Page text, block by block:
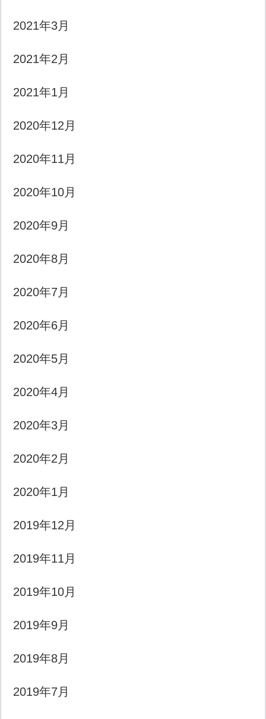
2021年3月
2021年2月
2021年1月
2020年12月
2020年11月
2020年10月
2020年9月
2020年8月
2020年7月
2020年6月
2020年5月
2020年4月
2020年3月
2020年2月
2020年1月
2019年12月
2019年11月
2019年10月
2019年9月
2019年8月
2019年7月